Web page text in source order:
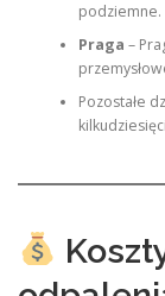
podziemne.
Praga –
Pozostałe